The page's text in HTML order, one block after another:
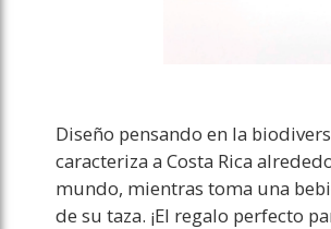
Diseño pensando en la
caracteriza a Costa Rica
mundo, mientras toma una
de su taza. ¡El regalo perfecto